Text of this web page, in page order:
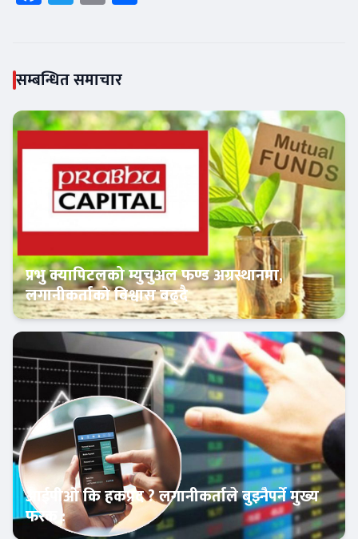
सम्बन्धित समाचार
Banner News
प्रभु क्यापिटलको म्युचुअल फण्ड अग्रस्थानमा,
लगानीकर्ताको विश्वास बढ्दै
आईपीओ कि हकप्रद ? लगानीकर्ताले बुझ्नैपर्ने मुख्य
फरक :